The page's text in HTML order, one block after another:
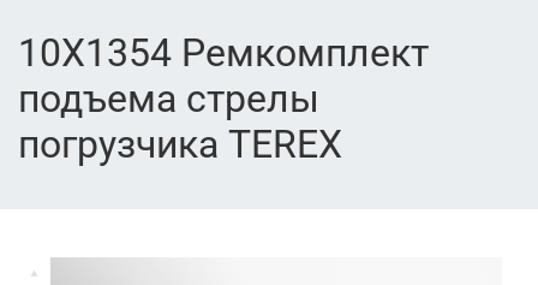
10X1354 Ремкомплект
подъема стрелы
погрузчика TEREX